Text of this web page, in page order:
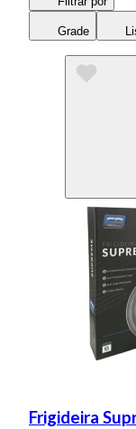
Grade
Frigideira